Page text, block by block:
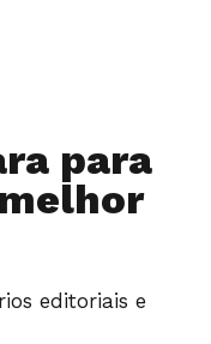
para
editoriais e